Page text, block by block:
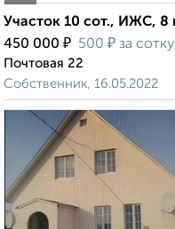
Участок 10 сот., ИЖС, 8
450 000 ₽ 500 ₽ за сотку
Почтовая 22
Собственник, 16.05.2022